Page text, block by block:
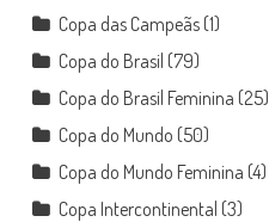
Copa das Campeãs(1)
Copa do Brasil (79)
Copa do Brasil Feminina (25)
Copa do Mundo (50)
Copa do Mundo Feminina (4)
Copa Intercontinental (3)